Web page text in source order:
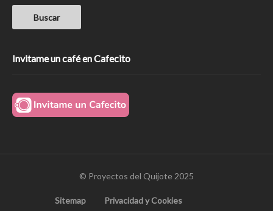
Invitame un café en Cafecito
© Proyectos del Quijote 2025
Sitemap
Privacidad y Cookies